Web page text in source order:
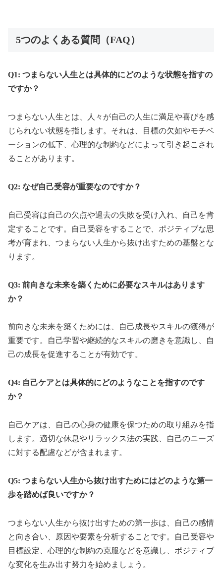
5つのよくある質問（FAQ）
Q1: つまらない人生とは具体的にどのような状態を指すの
ですか？
つまらない人生とは、人々が自己の人生に満足や喜びを感
じられない状態を指します。それは、目標の欠如やモチベ
ーションの低下、心理的な制約などによって引き起こされ
ることがあります。
Q2: なぜ自己受容が重要なのですか？
自己受容は自己の欠点や過去の失敗を受け入れ、自己を肯
定することです。自己受容をすることで、ポジティブな思
考が育まれ、つまらない人生から抜け出すための基盤とな
ります。
Q3: 前向きな未来を築くために必要なスキルはあります
か？
前向きな未来を築くためには、自己成長やスキルの獲得が
重要です。自己学習や継続的なスキルの磨きを意識し、自
己の成長を促進することが有効です。
Q4: 自己ケアとは具体的にどのようなことを指すのです
か？
自己ケアは、自己の心身の健康を保つための取り組みを指
します。適切な休息やリラックス法の実践、自己のニーズ
に対する配慮などが含まれます。
Q5: つまらない人生から抜け出すためにはどのような第一
歩を踏めば良いですか？
つまらない人生から抜け出すための第一歩は、自己の感情
と向き合い、原因や要素を分析することです。自己受容や
目標設定、心理的な制約の克服などを意識し、ポジティブ
な変化を生み出す努力を始めましょう。